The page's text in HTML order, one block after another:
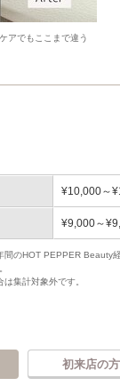
アでもここまで違う
¥10,000～
¥9,000～
のHOT PEPPER Beauty
集計対象外です。
初来店の方